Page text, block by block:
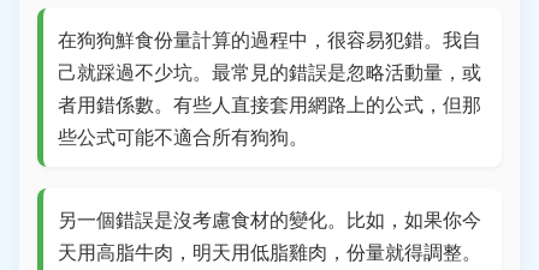
在狗狗鮮食份量計算的過程中，很容易犯錯。我自
己就踩過不少坑。最常見的錯誤是忽略活動量，或
者用錯係數。有些人直接套用網路上的公式，但那
些公式可能不適合所有狗狗。
另一個錯誤是沒考慮食材的變化。比如，如果你今
天用高脂牛肉，明天用低脂雞肉，份量就得調整。